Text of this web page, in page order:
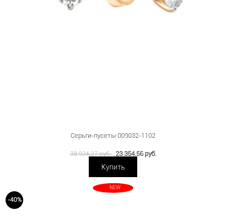
Серьги-пусеты 009032-1102
38 924.27 руб. 23 354.56 руб.
Купить
-40%
NEW